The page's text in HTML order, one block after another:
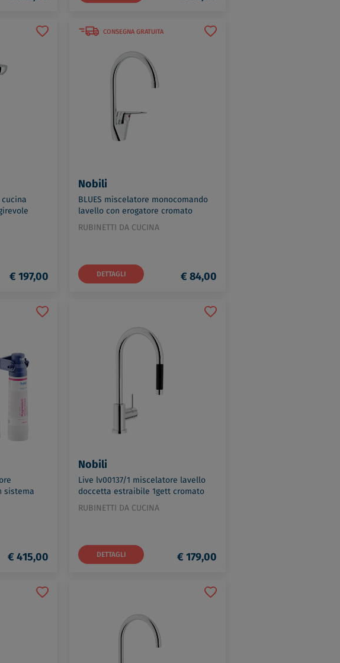
€ 197,00
CONSEGNA GRATUITA
Nobili
BLUES miscelatore monocomando
lavello con erogatore cromato
codice prod: BS101113CR
RUBINETTI DA CUCINA
DETTAGLI € 84,00
sistema
3VBCR
€ 415,00
Nobili
Live lv00137/1 miscelatore lavello
doccetta estraibile 1gett cromato
codice prod: LV00137/1CR
RUBINETTI DA CUCINA
DETTAGLI € 179,00